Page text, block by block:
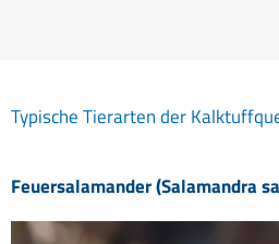
Typische Tierarten der
Feuersalamander (Salamandra